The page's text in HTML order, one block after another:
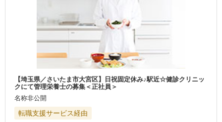
【埼玉県／さいたま市大宮区】日祝固定休み♪駅近☆健診クリニッ
クにて管理栄養士の募集＜正社員＞
名称非公開
転職支援サービス経由